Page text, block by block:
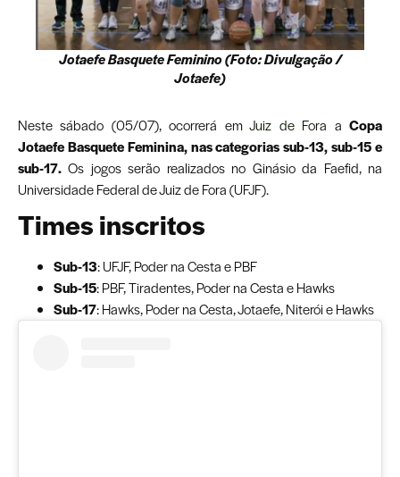
Jotaefe Basquete Feminino (Foto: Divulgação /
Jotaefe)
Neste sábado (05/07), ocorrerá emJuiz de Fora aCopa
Jotaefe Basquete Feminina, nas categorias sub-13, sub-15 e
sub-17.Os jogos serão realizados no Ginásio da Faefid, na
Universidade Federal de Juiz de Fora (UFJF).
Times inscritos
Sub-13: UFJF, Poder na Cesta e PBF
Sub-15: PBF, Tiradentes, Poder na Cesta e Hawks
Sub-17: Hawks, Poder na Cesta, Jotaefe, Niterói e Hawks